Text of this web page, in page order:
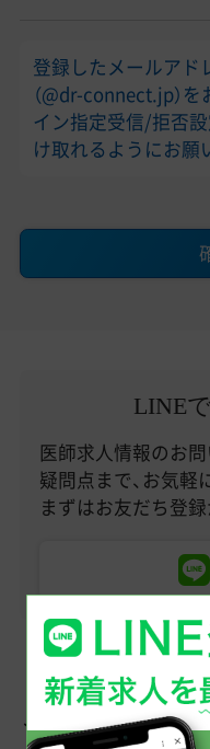
登録したメールアド
（@dr-connect.jp）
イン指定受信/拒否
け取れるようにお願
LINE
医師求人情報のお問
疑問点まで、お気軽
まずはお友だち登録
この求人を見